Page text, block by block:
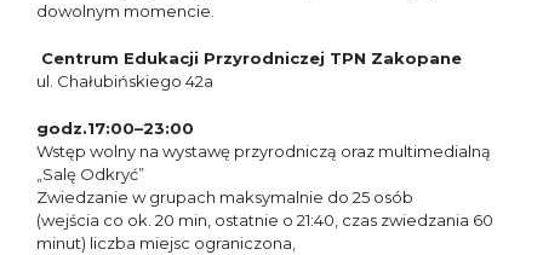
dowolnym momencie.
Centrum Edukacji Przyrodniczej TPN Zakopane
ul. Chałubińskiego 42a
godz.17:00–23:00
Wstęp wolny na wystawę przyrodniczą oraz multimedialną
„Salę Odkryć”
Zwiedzanie w grupach maksymalnie do 25 osób
(wejścia co ok. 20 min, ostatnie o 21:40, czas zwiedzania 60
minut) liczba miejsc ograniczona,